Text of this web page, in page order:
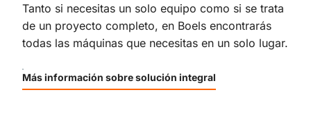
Tanto si necesitas un solo equipo como si se trata
de un proyecto completo, en Boels encontrarás
todas las máquinas que necesitas en un solo lugar.
Más información sobre solución integral